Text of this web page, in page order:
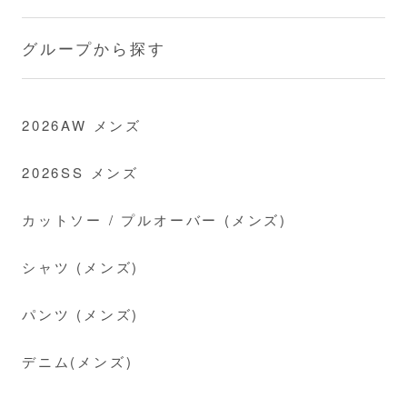
グループから探す
2026AW メンズ
2026SS メンズ
カットソー / プルオーバー (メンズ)
シャツ (メンズ)
パンツ (メンズ)
デニム(メンズ)